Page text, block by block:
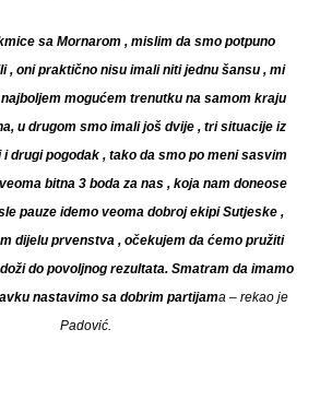
sa Mornarom , mislim da smo potpuno
, oni praktično nisu imali niti jednu šansu , mi
mogućem trenutku na samom kraju
u drugom smo imali još dvije , tri situacije iz
drugi pogodak , tako da smo po meni sasvim
bitna 3 boda za nas , koja nam doneose
pauze idemo veoma dobroj ekipi Sutjeske ,
dijelu prvenstva , očekujem da ćemo pružiti
do povoljnog rezultata. Smatram da imamo
nastavimo sa dobrim partijama – rekao je
Padović.